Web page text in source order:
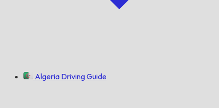
Algeria Driving Guide